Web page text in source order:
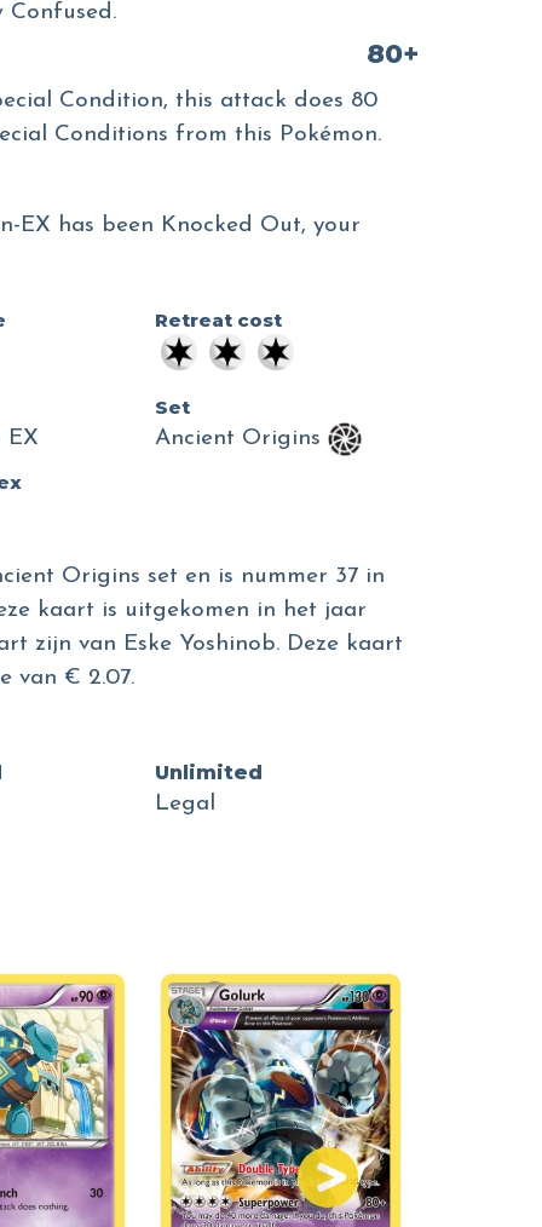
Confused.
80+
Condition, this attack does 80
Conditions from this Pokémon.
EX has been Knocked Out, your
Retreat cost
EX
Set
Ancient Origins
Origins set en is nummer 37 in
kaart is uitgekomen in het jaar
zijn van Eske Yoshinob. Deze kaart
van € 2.07.
Unlimited
Legal